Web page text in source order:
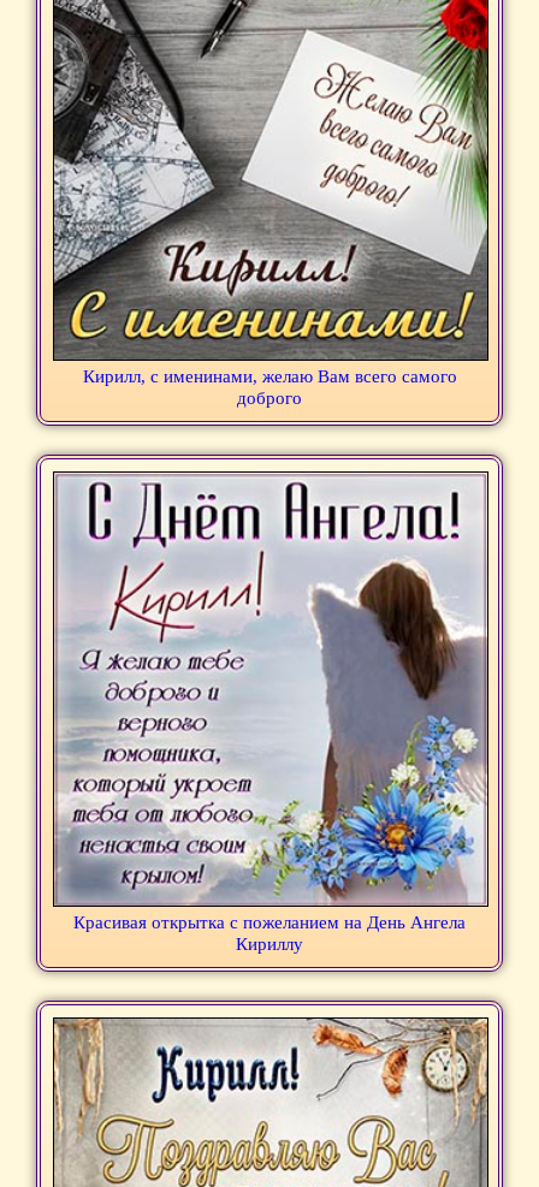
Кирилл, с именинами, желаю Вам всего самого
доброго
Красивая открытка с пожеланием на День Ангела
Кириллу